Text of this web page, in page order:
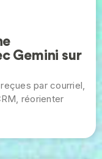
Gemini sur
par courriel,
réorienter